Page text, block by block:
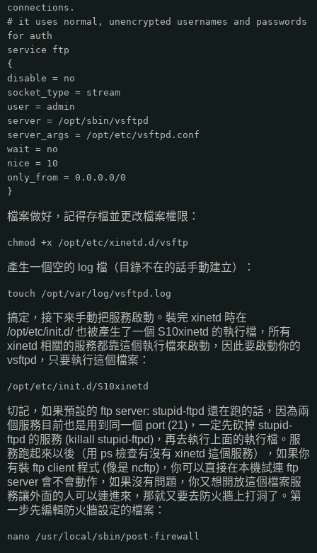
connections.
# it uses normal, unencrypted usernames and passwords
for auth
service ftp
{
disable = no
socket_type = stream
user = admin
server = /opt/sbin/vsftpd
server_args = /opt/etc/vsftpd.conf
wait = no
nice = 10
only_from = 0.0.0.0/0
}
檔案做好，記得存檔並更改檔案權限：
chmod +x /opt/etc/xinetd.d/vsftp
產生一個空的 log 檔（目錄不在的話手動建立）：
touch /opt/var/log/vsftpd.log
搞定，接下來手動把服務啟動。裝完 xinetd 時在
/opt/etc/init.d/ 也被產生了一個 S10xinetd 的執行檔，所有
xinetd 相關的服務都靠這個執行檔來啟動，因此要啟動你的
vsftpd，只要執行這個檔案：
/opt/etc/init.d/S10xinetd
切記，如果預設的 ftp server: stupid-ftpd 還在跑的話，因為兩
個服務目前也是用到同一個 port (21)，一定先砍掉 stupid-
ftpd 的服務 (killall stupid-ftpd)，再去執行上面的執行檔。服
務跑起來以後（用 ps 檢查有沒有 xinetd 這個服務），如果你
有裝 ftp client 程式 (像是 ncftp)，你可以直接在本機試連 ftp
server 會不會動作，如果沒有問題，你又想開放這個檔案服
務讓外面的人可以連進來，那就又要去防火牆上打洞了。第
一步先編輯防火牆設定的檔案：
nano /usr/local/sbin/post-firewall